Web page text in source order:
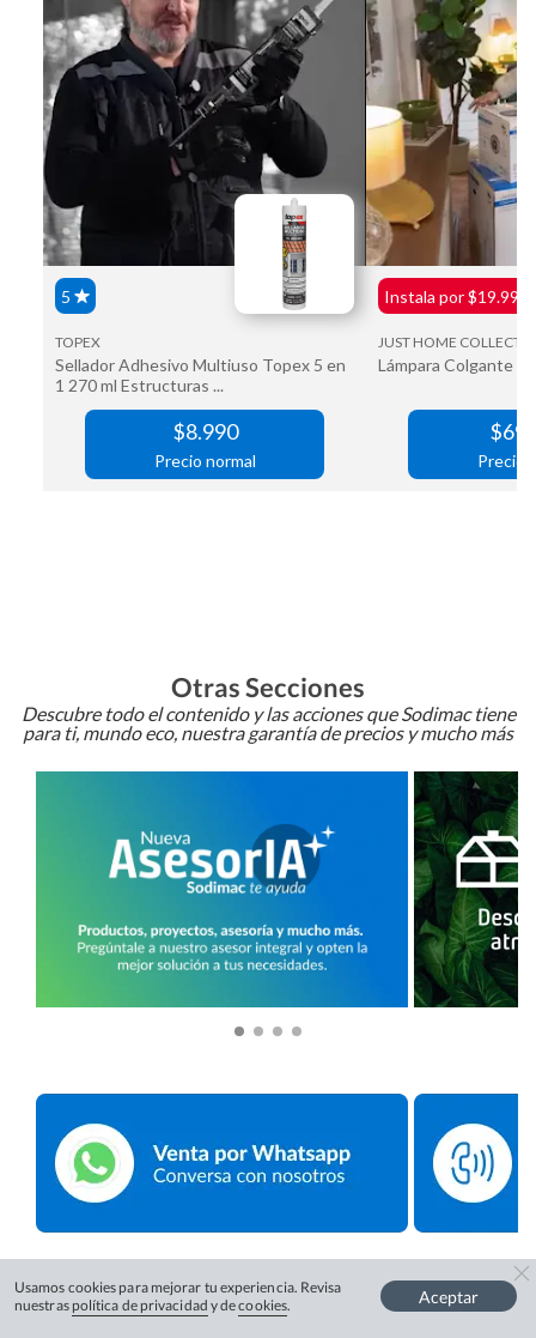
Otras Secciones
Descubre todo el contenido y las acciones que Sodimac tiene
para ti, mundo eco, nuestra garantía de precios y mucho más
Usamos cookies para mejorar tu experiencia. Revisa
nuestras política de privacidad y decookies. Aceptar